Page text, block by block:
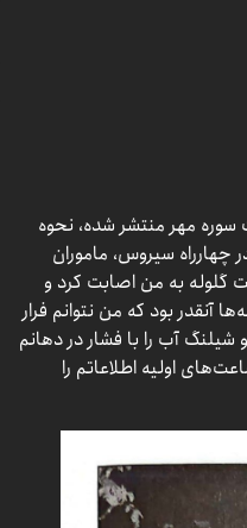
مهر منتشر شده، نحوه
چهارراه سیروس، ماموران
گلوله به من اصابت کرد و
گلوله‌ها آنقدر بود که من نتوانم فرار
آب را با فشار در دهانم
اولیه اطلاعاتم را